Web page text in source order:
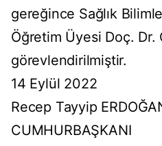
gereğince Sağlık
Öğretim Üyesi Doç. Dr.
görevlendirilmiştir.
14 Eylül 2022
Recep Tayyip
CUMHURBAŞKANI